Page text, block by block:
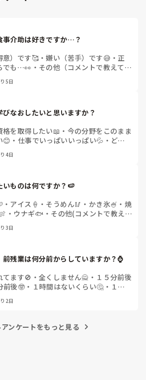
事介助は好きですか…？
意）です🥰・嫌い（苦手）です😅 ・ 正
でも…👀 ・ その他（コメントで教えてく
5日
びなおしたいと思いますか？
格を取得したい📖 ・ 今の分野をこのまま
😊 ・ 仕事でいっぱいいっぱい💦 ・ どん
い）
4日
いものは何ですか？🍉
・ アイス🍦 ・ そうめん🥢 ・ かき氷🍧 ・ 焼
・ ウナギ🐟 ・ その他(コメントで教え
3日
前残業は何分前からしていますか？⌚
てます🚫 ・ 全くしません🙅 ・ １５分前後
前後🤓 ・ １時間はないくらい🤔 ・ １時
2日
アンケートをもっと見る